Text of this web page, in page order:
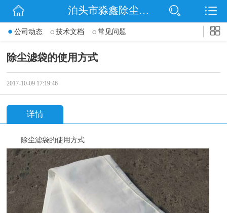
网站首页
泊头市淼鑫除尘配件销售处
公司动态 技术文档 常见问题
除尘滤袋的使用方式
2017-10-09 17:19:46
详情
除尘滤袋的使用方式